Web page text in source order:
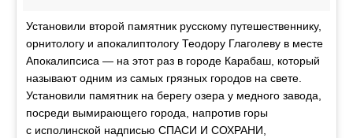
Установили второй памятник русскому путешественнику,
орнитологу и апокалиптологу Теодору Глаголеву в месте
Апокалипсиса — на этот раз в городе Карабаш, который
называют одним из самых грязных городов на свете.
Установили памятник на берегу озера у медного завода,
посреди вымирающего города, напротив горы
с исполинской надписью СПАСИ И СОХРАНИ,